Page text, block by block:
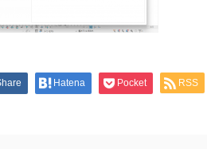
Hatena Pocket RSS